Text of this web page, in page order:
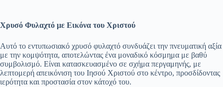
Χρυσό Φυλαχτό με Εικόνα του Χριστού
Αυτό το εντυπωσιακό χρυσό φυλαχτό συνδυάζει την πνευματική αξία
με την κομψότητα, αποτελώντας ένα μοναδικό κόσμημα με βαθύ
συμβολισμό. Είναι κατασκευασμένο σε σχήμα περγαμηνής, με
λεπτομερή απεικόνιση του Ιησού Χριστού στο κέντρο, προσδίδοντας
ιερότητα και προστασία στον κάτοχό του.